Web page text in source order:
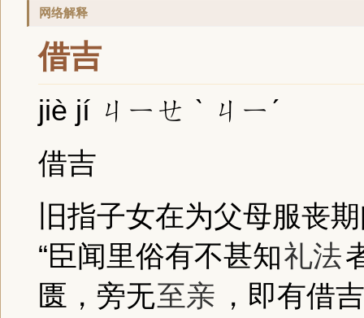
网络解释
借吉
jiè jí ㄐㄧㄝ ˋ ㄐㄧˊ
借吉
旧指子女在为父母服丧
“臣闻里俗有不甚知礼法
匮，旁无至亲 ，即有借